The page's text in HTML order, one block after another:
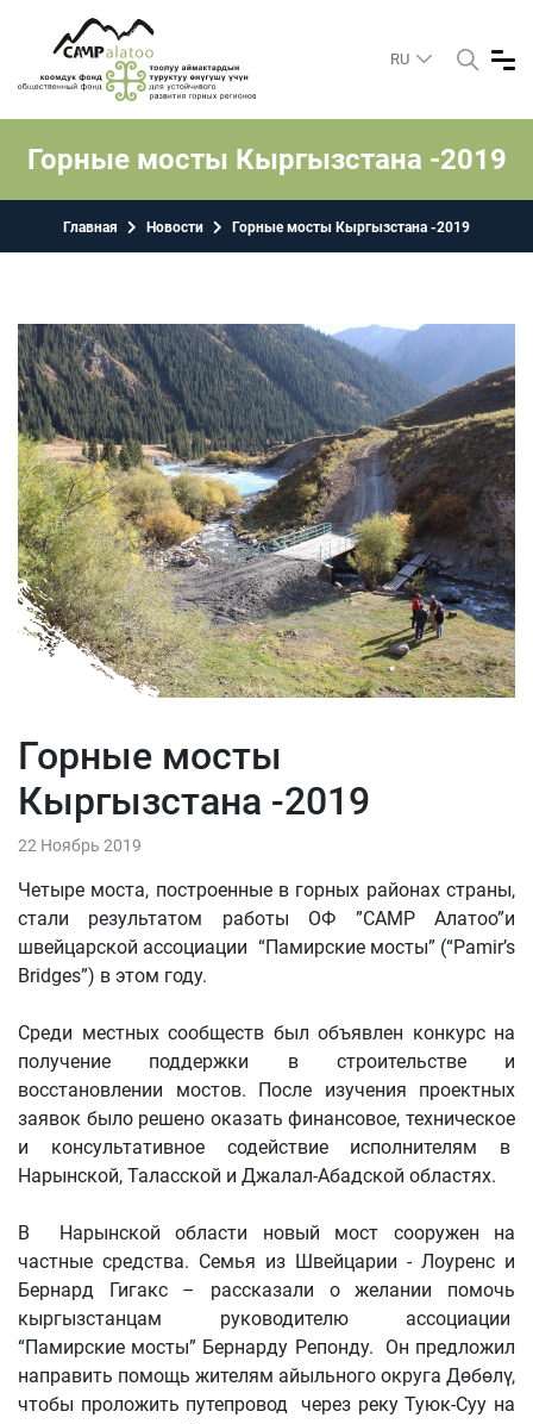
RU
Горные мосты Кыргызстана -2019
Главная Новости Горные мосты Кыргызстана -2019
Горные мосты
Кыргызстана -2019
22 Ноябрь 2019
Четыре моста, построенные в горных районах страны,
стали результатом работы ОФ ”CAMP Алатоо”и
швейцарской ассоциации “Памирские мосты” (“Pamir’s
Bridges”) в этом году.
Среди местных сообществ был объявлен конкурс на
получение поддержки в строительстве и
восстановлении мостов. После изучения проектных
заявок было решено оказать финансовое, техническое
и консультативное содействие исполнителям в
Нарынской, Таласской и Джалал-Абадской областях.
В Нарынской области новый мост сооружен на
частные средства. Семья из Швейцарии - Лоуренс и
Бернард Гигакс – рассказали о желании помочь
кыргызстанцам руководителю ассоциации
“Памирские мосты” Бернарду Репонду. Он предложил
направить помощь жителям айыльного округа Дөбөлү,
чтобы проложить путепровод через реку Туюк-Суу на